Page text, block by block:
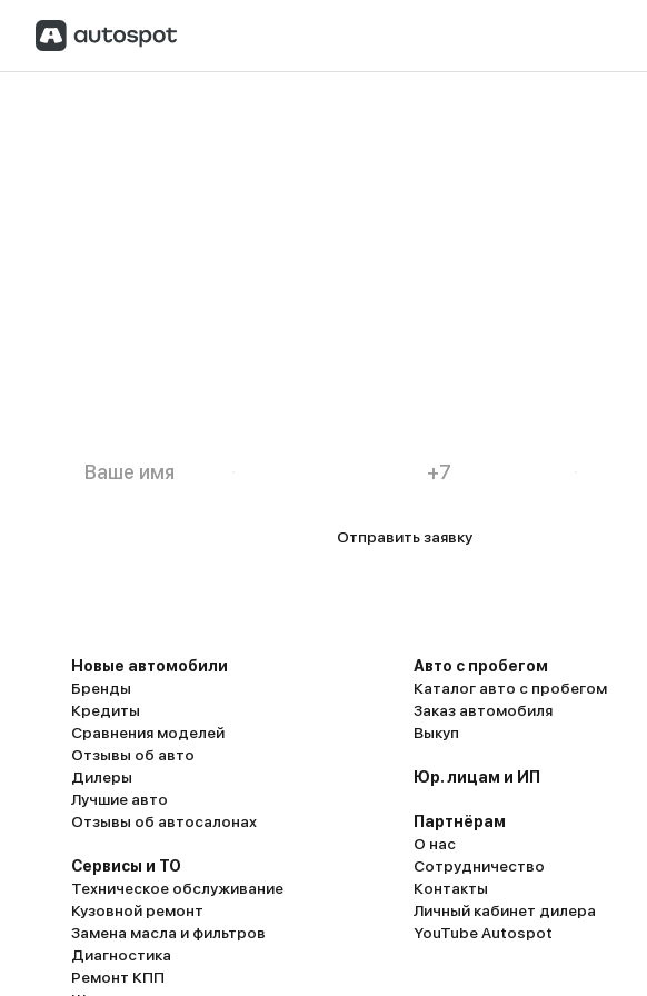
Отправить заявку
Новые автомобили
Бренды
Кредиты
Сравнения моделей
Отзывы об авто
Дилеры
Лучшие авто
Отзывы об автосалонах
Сервисы и ТО
Техническое обслуживание
Кузовной ремонт
Замена масла и фильтров
Диагностика
Ремонт КПП
Авто с пробегом
Каталог авто с пробегом
Заказ автомобиля
Выкуп
Юр. лицам и ИП
Партнёрам
О нас
Сотрудничество
Контакты
Личный кабинет дилера
YouTube Autospot